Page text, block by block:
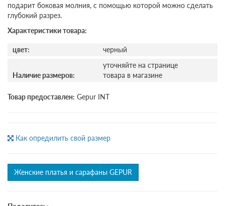
подарит боковая молния, с помощью которой можно сделать
глубокий разрез.
Характеристики товара:
цвет: черный
Наличие размеров:
уточняйте на странице
товара в магазине
Товар предоставлен: Gepur INT
Как опредилить свой размер
Женские платья и сарафаны GEPUR